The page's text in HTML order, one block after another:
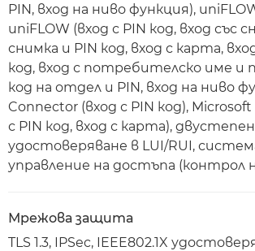
PIN, вход на ниво функция),
uniFLOW (вход с PIN код, вход със
снимка и PIN код, вход с карта,
код, вход с потребителско име и
код на отдел и PIN, вход на ниво
Connector (вход с PIN код), Microsoft
с PIN код, вход с карта),
удостоверяване в LUI/RUI,
управление на достъпа (контрол
Мрежова защита
TLS 1.3, IPSec, IEEE802.1X